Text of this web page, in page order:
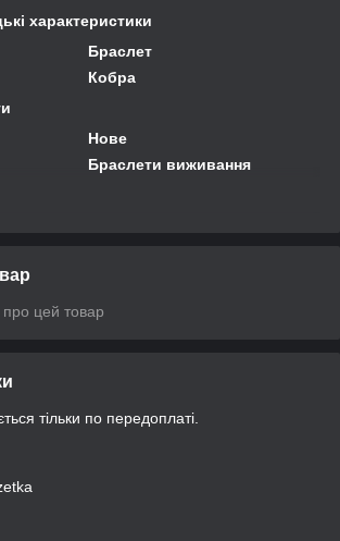
характеристики
Браслет
Кобра
Нове
Браслети виживання
про цей товар
тільки по передоплаті.